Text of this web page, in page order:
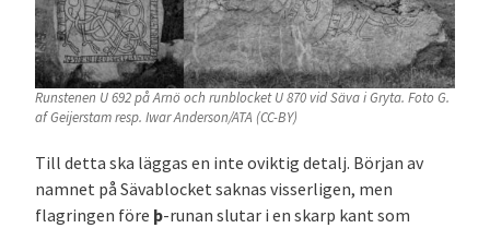
Runstenen U 692 på Arnö och runblocket U 870 vid Säva i Gryta. Foto G.
af Geijerstam resp. Iwar Anderson/ATA (CC-BY)
Till detta ska läggas en inte oviktig detalj. Början av
namnet på Sävablocket saknas visserligen, men
flagringen före þ-runan slutar i en skarp kant som